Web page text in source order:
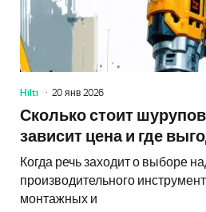
Hilti 20 янв 2026
Сколько стоит
зависит цена и где
Когда речь заходит о выборе
производительного
монтажных и